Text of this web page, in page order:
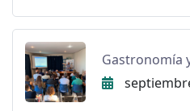
Gastronomía